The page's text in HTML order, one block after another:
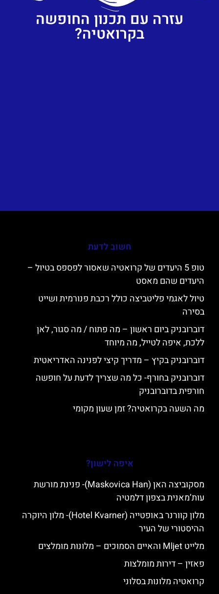
עזרה עם תכנון החופשה
בקרואטיה?
חשוב לדעת
טופ 5 היעדים של קרואטיה שאסור לפספס בטיול –
היעדים שהם מאסט
טיול לאגמי פליטביצה כולל רכבת פנורמית ושייט
בסירה
דוברובניק ביום ראשון – מה פתוח / מה סגור, לאן
ללכת, איפה לטייל, מה מיוחד
דוברובניק בקיץ – מדריך קיצי לפנינה האדריאטית
דוברובניק בחורף- כל מה שצריך לדעת על חופשה
חורפית בדוברובניק
מה השעה בקרואטיה? זמן שעון מקומי
איפה לישון?
מסקוביצה האן (Maskovica Han)- פנינת מורשת
עות’מאנית בצפון דלמטיה
מלון קוורנר באופטייה (Hotel Kvarner)- מלון היוקרה
ההיסטורי של העיר
מלייט Mljet והאיים הסמוכים – מלונות מומלצים
פאזין – דירות מומלצות
קרואטיה מלונות בסלוני